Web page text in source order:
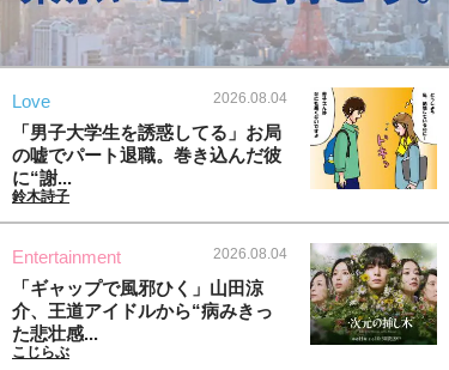
Love 2026.08.04
「男子大学生を誘惑してる」お局
の嘘でパート退職。巻き込んだ彼
に“謝...
鈴木詩子
Entertainment 2026.08.04
「ギャップで風邪ひく」山田涼
介、王道アイドルから“病みきっ
た悲壮感...
こじらぶ